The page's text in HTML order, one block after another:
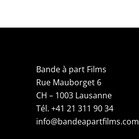
Bande à part Films
Rue Mauborget 6
CH – 1003 Lausanne
Tél. +41 21 311 90 34
info@bandeapartfilms.com